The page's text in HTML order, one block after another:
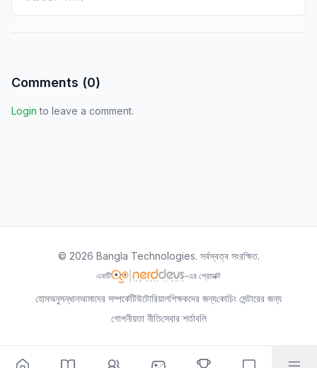
Comments (0)
Login to leave a comment.
© 2026 Bangla Technologies. সর্বস্বত্ব সংরক্ষিত.
একটি -এর প্রোডাক্ট
হোমঅনুসন্ধানআমাদের সম্পর্কেটিউটোরিয়ালশিক্ষকদের জন্যকোচিং সেন্টারের জন্য
গোপনীয়তা নীতিসেবার শর্তাবলি